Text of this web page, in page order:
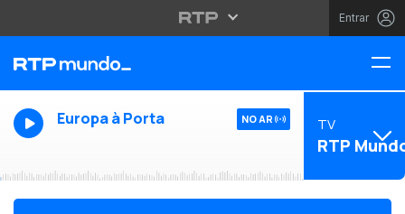
Entrar
Europa à Porta NO AR TV
RTP